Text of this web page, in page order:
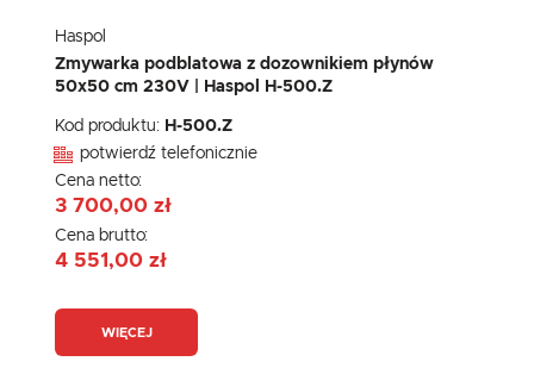
Haspol
Zmywarka podblatowa z dozownikiem płynów
50x50 cm 230V | Haspol H-500.Z
Kod produktu: H-500.Z
potwierdź telefonicznie
Cena netto:
3 700,00 zł
Cena brutto:
4 551,00 zł
WIĘCEJ